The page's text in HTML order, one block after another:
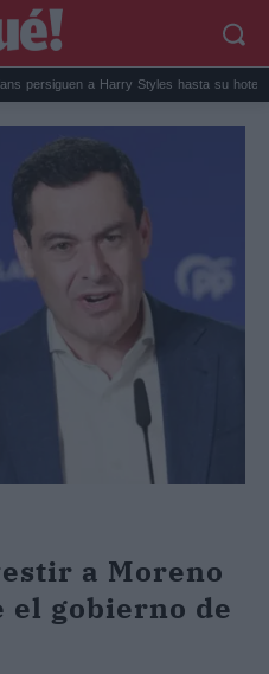
a Harry Styles hasta su hotel e...
a Moreno
el gobierno de